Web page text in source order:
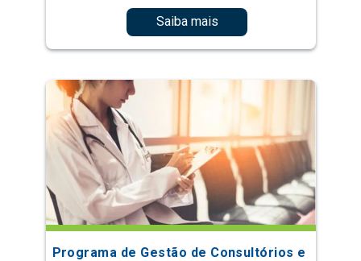
Saiba mais
Programa de Gestão de Consultórios e